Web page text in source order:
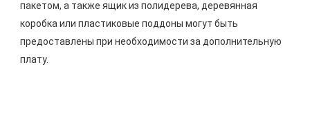
пакетом, а также ящик из полидерева, деревянная
коробка или пластиковые поддоны могут быть
предоставлены при необходимости за дополнительную